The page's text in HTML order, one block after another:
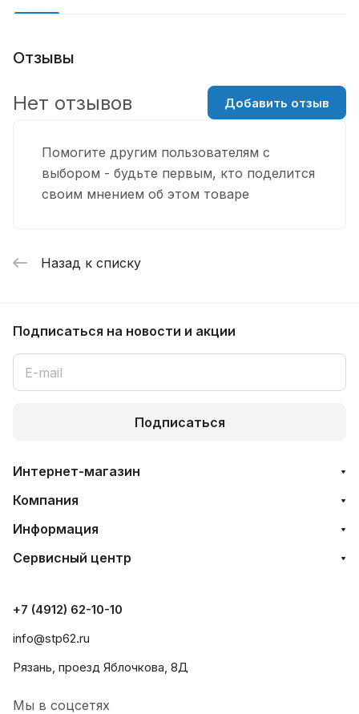
Отзывы
Помогите другим пользователям с
выбором - будьте первым, кто поделится
своим мнением об этом товаре
Нет отзывов Добавить отзыв
Назад к списку
Подписаться на новости и акции
Подписаться
Интернет-магазин
Компания
Информация
Сервисный центр
+7 (4912) 62-10-10
info@stp62.ru
Рязань, проезд Яблочкова, 8Д
Мы в соцсетях